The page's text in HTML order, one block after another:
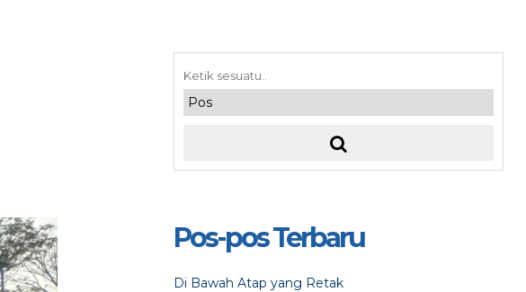
Pos-pos Terbaru
Di Bawah Atap yang Retak